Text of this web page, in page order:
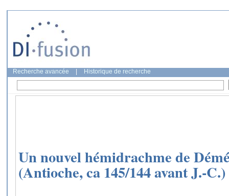
Recherche avancée Historique de recherche
Un nouvel hémidrachme de
(Antioche, ca 145/144 avant J.-C.)